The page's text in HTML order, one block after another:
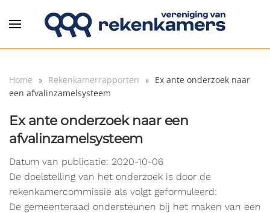
Overslaan en naar de inhoud gaan
Home Rekenkamerrapporten
Ex ante onderzoek naar
een afvalinzamelsysteem
Ex ante onderzoek naar een
afvalinzamelsysteem
Datum van publicatie: 2020-10-06
De doelstelling van het onderzoek is door de
rekenkamercommissie als volgt geformuleerd:
De gemeenteraad ondersteunen bij het maken van een